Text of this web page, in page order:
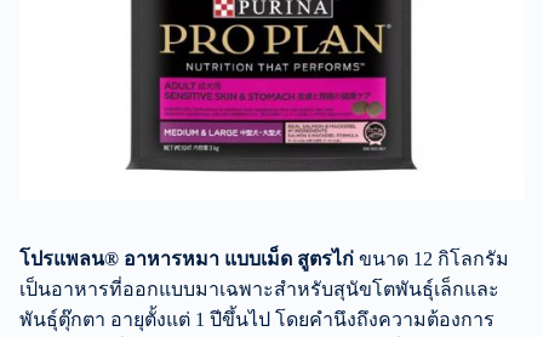
โปรแพลน® อาหารหมา แบบเม็ด สูตรไก่ ขนาด 12 กิโลกรัม
เป็นอาหารที่ออกแบบมาเฉพาะสำหรับสุนัขโตพันธุ์เล็กและ
พันธุ์ตุ๊กตา อายุตั้งแต่ 1 ปีขึ้นไป โดยคำนึงถึงความต้องการ